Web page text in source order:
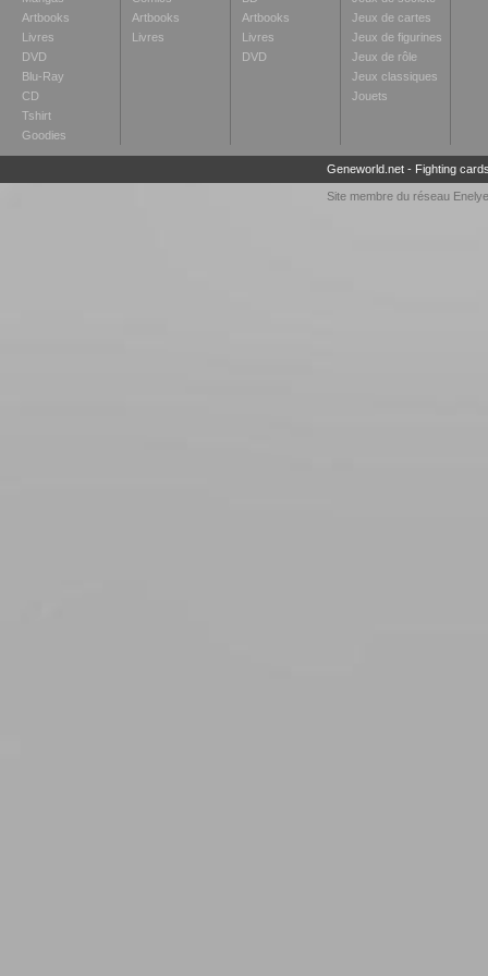
Artbooks
Livres
DVD
Blu-Ray
CD
Tshirt
Goodies
Artbooks
Livres
Artbooks
Livres
DVD
Jeux de cartes
Jeux de figurines
Jeux de rôle
Jeux classiques
Jouets
Geneworld.net- Fighting
Site membre du réseau Enelye